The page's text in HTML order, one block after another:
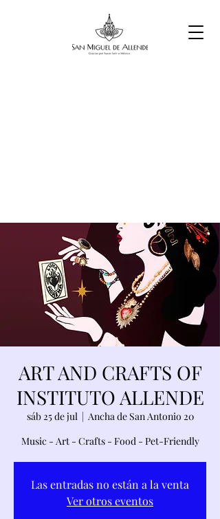
ART AND CRAFTS OF
INSTITUTO ALLENDE
sáb 25 de jul
  |
Ancha de San Antonio 20
Music - Art - Crafts - Food - Pet-Friendly
Las entradas no están a la venta
Ver otros eventos